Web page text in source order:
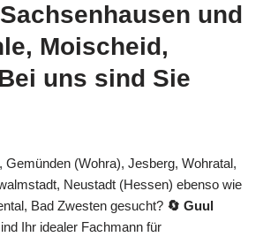
und
Moischeid,
uns sind Sie
Gemünden (Wohra), Jesberg, Wohratal,
Neustadt (Hessen) ebenso wie
Bad Zwesten gesucht? 🔄 Guul
Ihr idealer Fachmann für